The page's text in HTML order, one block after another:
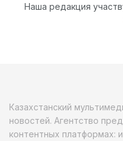
Наша редакция
Казахстанский
новостей. Агентство
контентных платформах: